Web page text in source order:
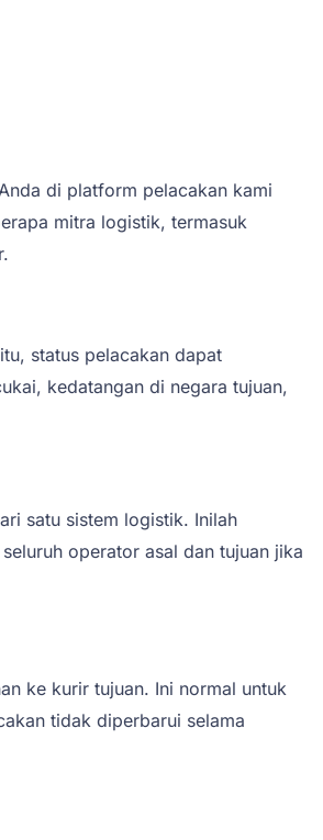
di platform pelacakan kami
mitra logistik, termasuk
status pelacakan dapat
kedatangan di negara tujuan,
satu sistem logistik. Inilah
operator asal dan tujuan jika
ke kurir tujuan. Ini normal untuk
tidak diperbarui selama